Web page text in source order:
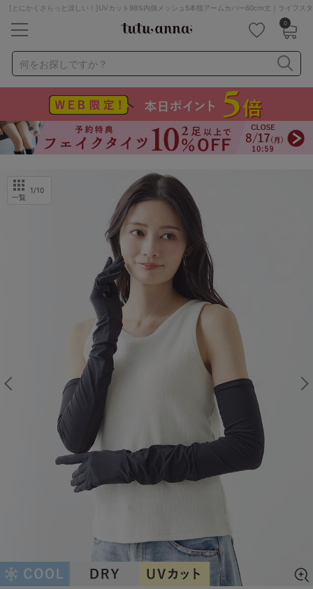
[とにかくさらっと涼しい！]UVカット98%内側メッシュ5本指アームカバー60cm丈｜ライフス
0
何をお探しですか？
ナイトブラ ノンワイヤー 特盛ブラ
チューブトップ
折り畳み
パジャマ ストッキング
キャミソール
カテゴリから探す
下着
ライフスタイル
キッズ
ギフトラッピング
サイズからブラを探す
A65 A70
B70 B75 B80
D75 D80 D85
E65 E75 E80 E85
すべてのサイズを表示する
一覧
1/10